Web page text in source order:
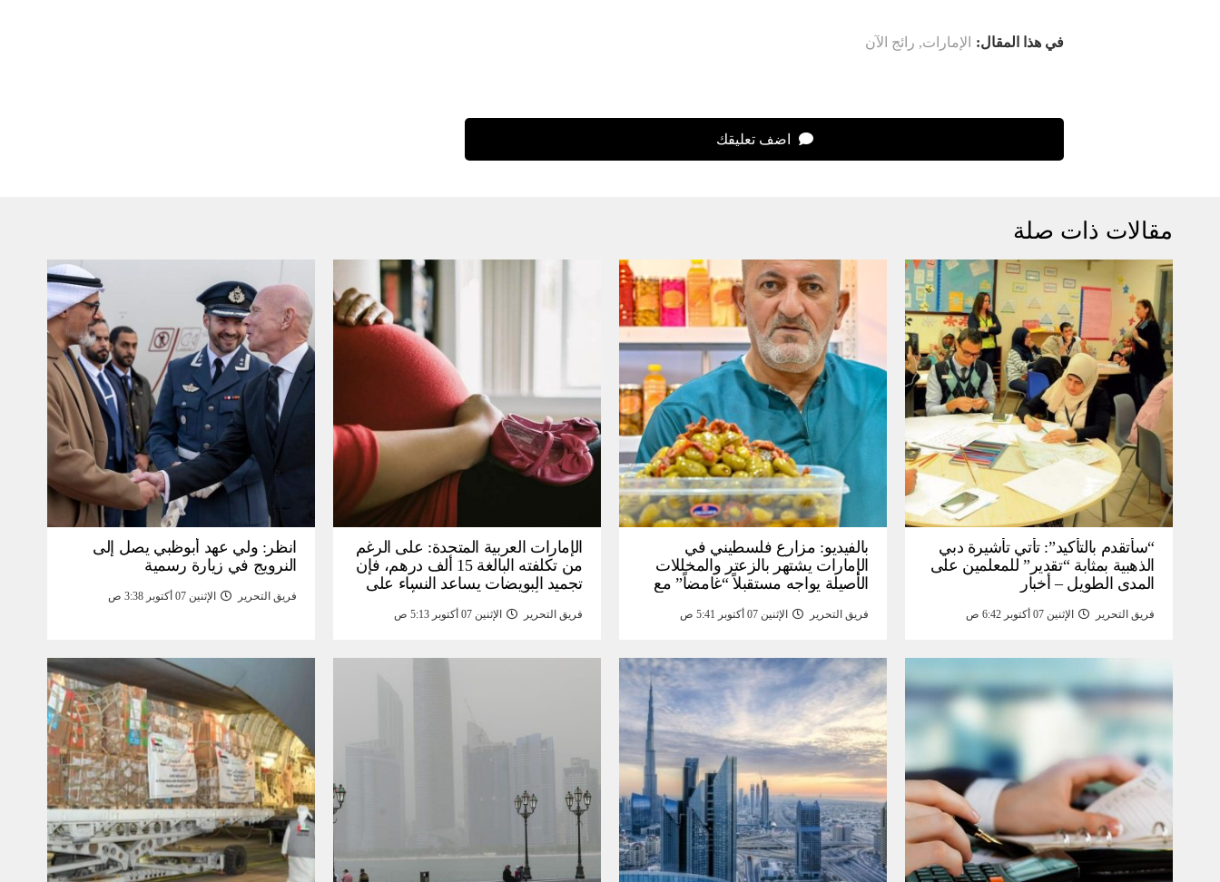
في هذا المقال: الإمارات, رائج الآن
اضف تعليقك
مقالات ذات صلة
“سأتقدم بالتأكيد”: تأتي تأشيرة دبي
الذهبية بمثابة “تقدير” للمعلمين على
المدى الطويل – أخبار
فريق التحرير الإثنين 07 أكتوبر 6:42 ص
بالفيديو: مزارع فلسطيني في
الإمارات يشتهر بالزعتر والمخللات
الأصيلة يواجه مستقبلاً “غامضاً” ​​مع
خبر
فريق التحرير الإثنين 07 أكتوبر 5:41 ص
الإمارات العربية المتحدة: على الرغم
من تكلفته البالغة 15 ألف درهم، فإن
تجميد البويضات يساعد النساء على
أخبار
فريق التحرير الإثنين 07 أكتوبر 5:13 ص
انظر: ولي عهد أبوظبي يصل إلى
النرويج في زيارة رسمية
فريق التحرير الإثنين 07 أكتوبر 3:38 ص